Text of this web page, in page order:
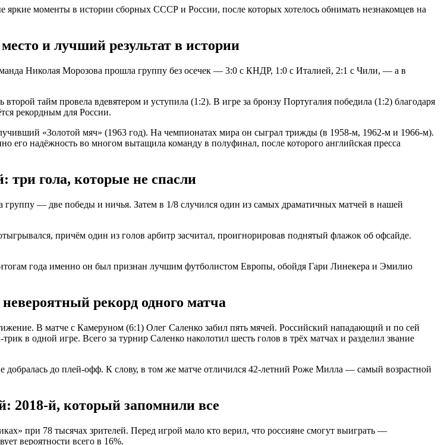
моменты в истории сборных СССР и России, после которых хотелось обнимать незнакомцев на
и лучший результат в истории
Николая Морозова прошла группу без осечек — 3:0 с КНДР, 1:0 с Италией, 2:1 с Чили, — а в
тайм провела вдевятером и уступила (1:2). В игре за бронзу Португалия победила (1:2) благодаря
рекордным для России.
«Золотой мяч» (1963 год). На чемпионатах мира он сыграл трижды (в 1958-м, 1962-м и 1966-м).
его надёжность во многом вытащила команду в полуфинал, после которого английская пресса
три гола, которые не спасли
— две победы и ничья. Затем в 1/8 случился один из самых драматичных матчей в нашей
причём один из голов арбитр засчитал, проигнорировав поднятый флажок об офсайде.
года именно он был признан лучшим футболистом Европы, обойдя Гари Линекера и Эмилио
рекорд одного матча
В матче с Камеруном (6:1) Олег Саленко забил пять мячей. Российский нападающий и по сей
в одной игре. Всего за турнир Саленко наколотил шесть голов в трёх матчах и разделил звание
до плей-офф. К слову, в том же матче отличился 42-летний Роже Милла — самый возрастной
2018-й, который запомнили все
при 78 тысячах зрителей. Перед игрой мало кто верил, что россияне смогут выиграть —
вероятности всего в 16%.